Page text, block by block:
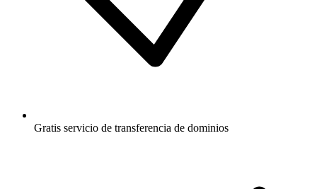
Gratis servicio de transferencia de dominios